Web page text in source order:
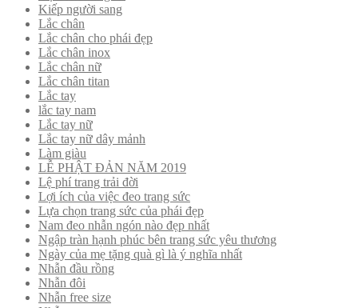
Kiếp người sang
Lắc chân
Lắc chân cho phái đẹp
Lắc chân inox
Lắc chân nữ
Lắc chân titan
Lắc tay
lắc tay nam
Lắc tay nữ
Lắc tay nữ dây mảnh
Làm giàu
LỄ PHẬT ĐẢN NĂM 2019
Lệ phí trang trải đời
Lợi ích của việc đeo trang sức
Lựa chọn trang sức của phái đẹp
Nam đeo nhẫn ngón nào đẹp nhất
Ngập tràn hạnh phúc bên trang sức yêu thương
Ngày của mẹ tặng quà gì là ý nghĩa nhất
Nhẫn đầu rồng
Nhẫn đôi
Nhẫn free size